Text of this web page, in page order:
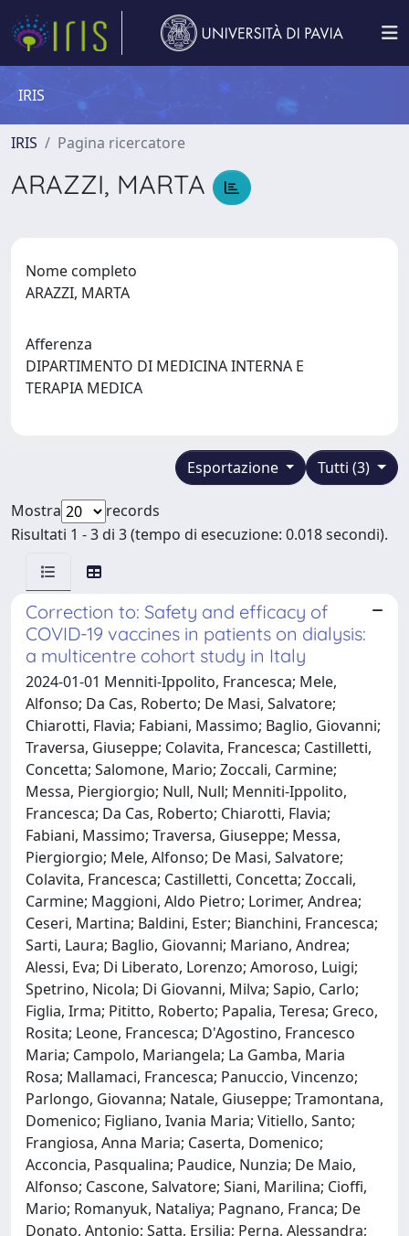
IRIS
IRIS Pagina ricercatore
ARAZZI, MARTA
Nome completo
ARAZZI, MARTA
Afferenza
DIPARTIMENTO DI MEDICINA INTERNA E
TERAPIA MEDICA
Tutti (3)
Esportazione
Mostra
records
Risultati 1 - 3 di 3 (tempo di esecuzione: 0.018 secondi).
Correction to: Safety and efficacy of
COVID-19 vaccines in patients on dialysis:
a multicentre cohort study in Italy
2024-01-01 Menniti-Ippolito, Francesca; Mele,
Alfonso; Da Cas, Roberto; De Masi, Salvatore;
Chiarotti, Flavia; Fabiani, Massimo; Baglio, Giovanni;
Traversa, Giuseppe; Colavita, Francesca; Castilletti,
Concetta; Salomone, Mario; Zoccali, Carmine;
Messa, Piergiorgio; Null, Null; Menniti-Ippolito,
Francesca; Da Cas, Roberto; Chiarotti, Flavia;
Fabiani, Massimo; Traversa, Giuseppe; Messa,
Piergiorgio; Mele, Alfonso; De Masi, Salvatore;
Colavita, Francesca; Castilletti, Concetta; Zoccali,
Carmine; Maggioni, Aldo Pietro; Lorimer, Andrea;
Ceseri, Martina; Baldini, Ester; Bianchini, Francesca;
Sarti, Laura; Baglio, Giovanni; Mariano, Andrea;
Alessi, Eva; Di Liberato, Lorenzo; Amoroso, Luigi;
Spetrino, Nicola; Di Giovanni, Milva; Sapio, Carlo;
Figlia, Irma; Pititto, Roberto; Papalia, Teresa; Greco,
Rosita; Leone, Francesca; D'Agostino, Francesco
Maria; Campolo, Mariangela; La Gamba, Maria
Rosa; Mallamaci, Francesca; Panuccio, Vincenzo;
Parlongo, Giovanna; Natale, Giuseppe; Tramontana,
Domenico; Figliano, Ivania Maria; Vitiello, Santo;
Frangiosa, Anna Maria; Caserta, Domenico;
Acconcia, Pasqualina; Paudice, Nunzia; De Maio,
Alfonso; Cascone, Salvatore; Siani, Marilina; Cioffi,
Mario; Romanyuk, Nataliya; Pagnano, Franca; De
Donato, Antonio; Satta, Ersilia; Perna, Alessandra;